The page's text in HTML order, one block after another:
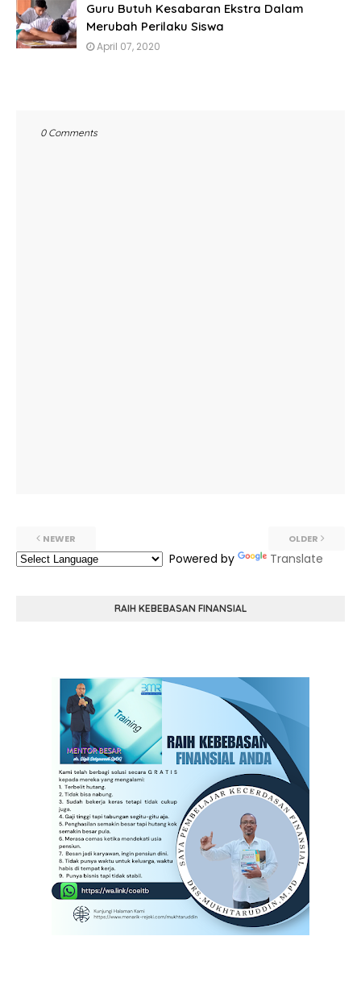
Guru Butuh Kesabaran Ekstra Dalam
Merubah Perilaku Siswa
April 07, 2020
0 Comments
NEWER OLDER
Powered by Translate
RAIH KEBEBASAN FINANSIAL